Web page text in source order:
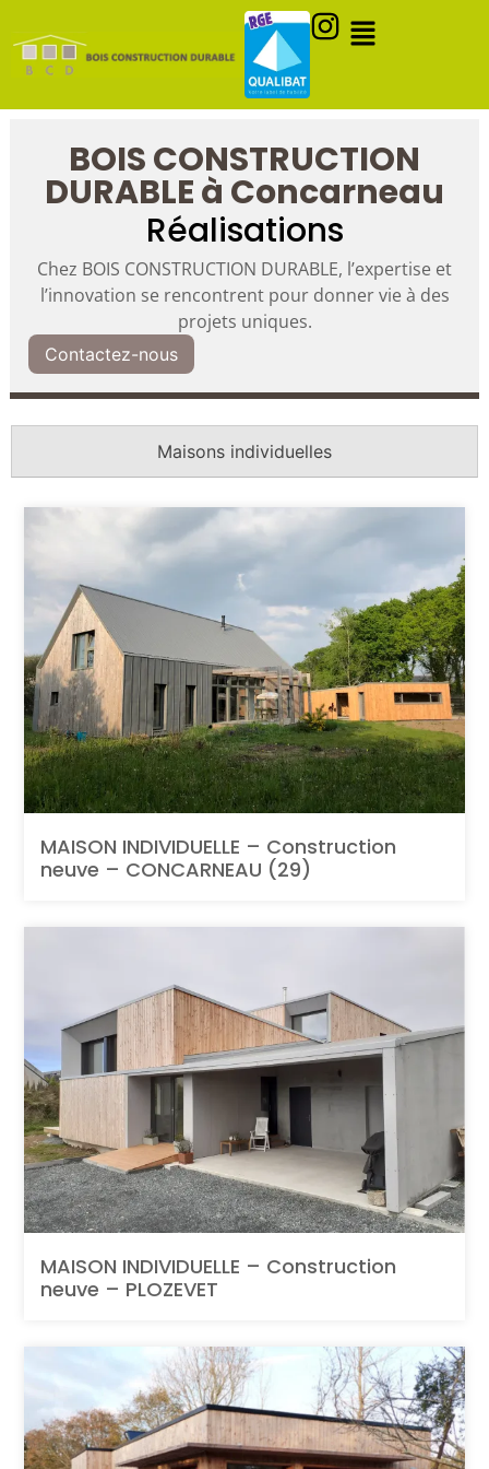
BOIS CONSTRUCTION
DURABLE à Concarneau
Réalisations
Chez BOIS CONSTRUCTION DURABLE, l’expertise et
l’innovation se rencontrent pour donner vie à des
projets uniques.
Contactez-nous
Maisons individuelles
MAISON INDIVIDUELLE – Construction
neuve – CONCARNEAU (29)
MAISON INDIVIDUELLE – Construction
neuve – PLOZEVET